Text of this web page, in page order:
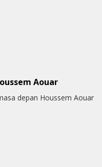
Aouar
depan Houssem Aouar